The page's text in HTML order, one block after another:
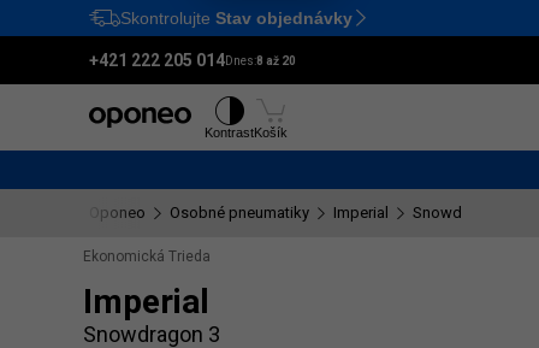
Ctrl M
Skontrolujte Stav objednávky
+421 222 205 014Dnes:8 až 20
KontrastKošík
Oponeo Osobné pneumatiky Imperial Snowdragon 3
Ekonomická Trieda
Imperial
Snowdragon 3